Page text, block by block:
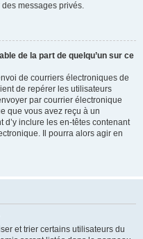
messages privés.
de la part de quelqu’un sur ce
de courriers électroniques de
de repérer les utilisateurs
par courrier électronique
que vous avez reçu à un
d’y inclure les en-têtes contenant
Il pourra alors agir en
et trier certains utilisateurs du